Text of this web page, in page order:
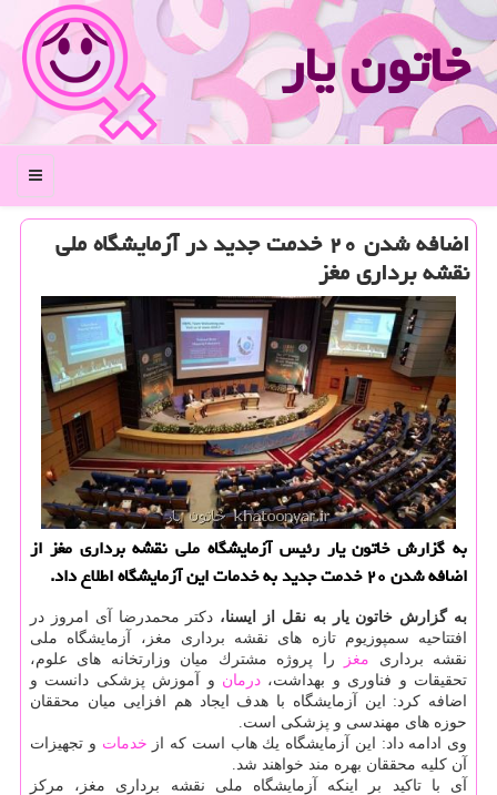
خاتون یار
منو
اضافه شدن ۲۰ خدمت جدید در آزمایشگاه ملی
نقشه برداری مغز
به گزارش خاتون یار رئیس آزمایشگاه ملی نقشه برداری مغز از
اضافه شدن ۲۰ خدمت جدید به خدمات این آزمایشگاه اطلاع داد.
به گزارش خاتون یار به نقل از ایسنا، دكتر محمدرضا آی امروز در
افتتاحیه سمپوزیوم تازه های نقشه برداری مغز، آزمایشگاه ملی
نقشه برداری مغز
را پروژه مشترك میان وزارتخانه های علوم،
تحقیقات و فناوری و بهداشت، درمان و آموزش پزشكی دانست و
اضافه كرد: این آزمایشگاه با هدف ایجاد هم افزایی میان محققان
حوزه های مهندسی و پزشكی است.
وی ادامه داد: این آزمایشگاه یك هاب است كه از خدمات و تجهیزات
آن كلیه محققان بهره مند خواهند شد.
آی با تاكید بر اینكه آزمایشگاه ملی نقشه برداری مغز، مركز